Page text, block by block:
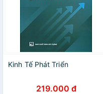
Kinh Tế Phát Triển
219.000 đ